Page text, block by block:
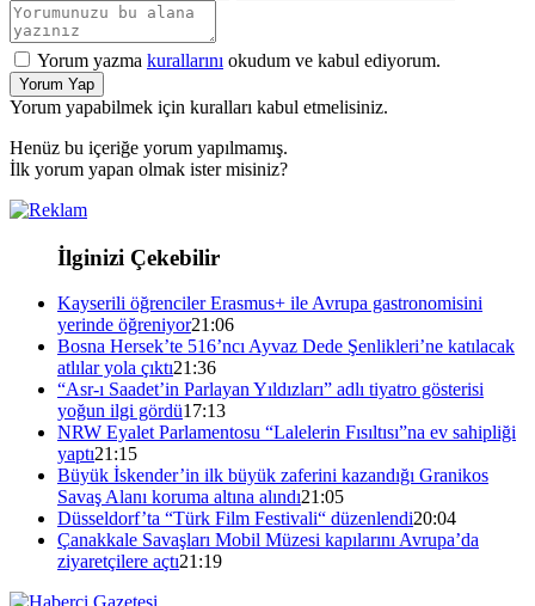
Yorum yazma kurallarını okudum ve kabul ediyorum.
Yorum Yap
Yorum yapabilmek için kuralları kabul etmelisiniz.
Henüz bu içeriğe yorum yapılmamış.
İlk yorum yapan olmak ister misiniz?
İlginizi Çekebilir
Kayserili öğrenciler Erasmus+ ile Avrupa gastronomisini
yerinde öğreniyor21:06
Bosna Hersek’te 516’ncı Ayvaz Dede Şenlikleri’ne katılacak
atlılar yola çıktı21:36
“Asr-ı Saadet’in Parlayan Yıldızları” adlı tiyatro gösterisi
yoğun ilgi gördü17:13
NRW Eyalet Parlamentosu “Lalelerin Fısıltısı”na ev sahipliği
yaptı21:15
Büyük İskender’in ilk büyük zaferini kazandığı Granikos
Savaş Alanı koruma altına alındı21:05
Düsseldorf’ta “Türk Film Festivali“ düzenlendi20:04
Çanakkale Savaşları Mobil Müzesi kapılarını Avrupa’da
ziyaretçilere açtı21:19